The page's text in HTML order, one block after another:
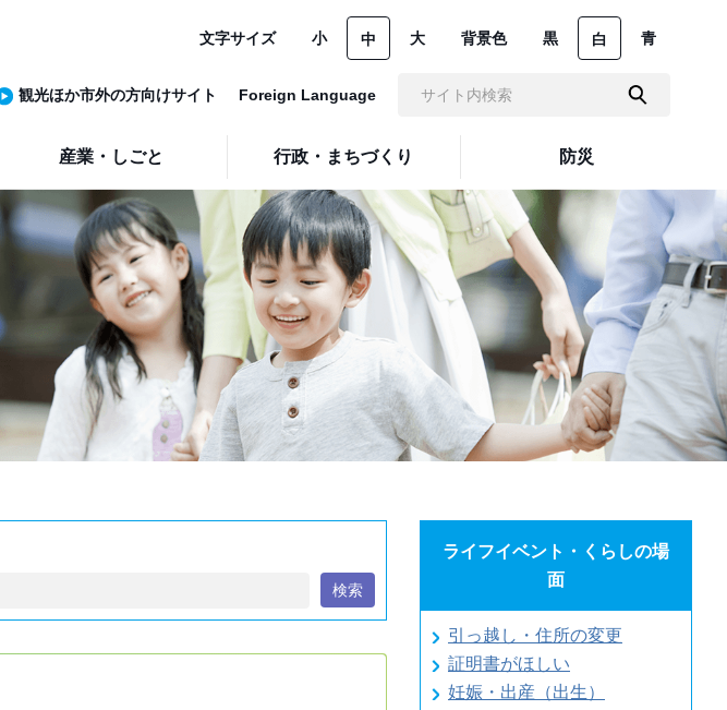
産業・しごと 行政・まちづくり 防災
文字サイズ 小 中 大 背景色 黒 白 青
観光ほか市外の方向けサイト Foreign Language
検索
ライフイベント・くらしの場
面
引っ越し・住所の変更
証明書がほしい
妊娠・出産（出生）